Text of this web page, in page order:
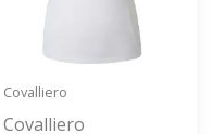
Covalliero
Covalliero